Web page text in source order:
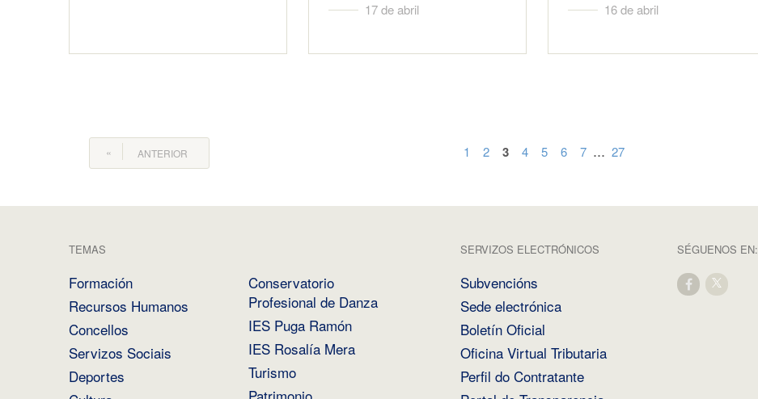
17 de abril 16 de abril
ANTERIOR 1 2 3 4 5 6 7 ... 27
TEMAS
Formación
Recursos Humanos
Concellos
Servizos Sociais
Deportes
Conservatorio
Profesional de Danza
IES Puga Ramón
IES Rosalía Mera
Turismo
SERVIZOS ELECTRÓNICOS
Subvencións
Sede electrónica
Boletín Oficial
Oficina Virtual Tributaria
Perfil do Contratante
SÉGUENOS EN: